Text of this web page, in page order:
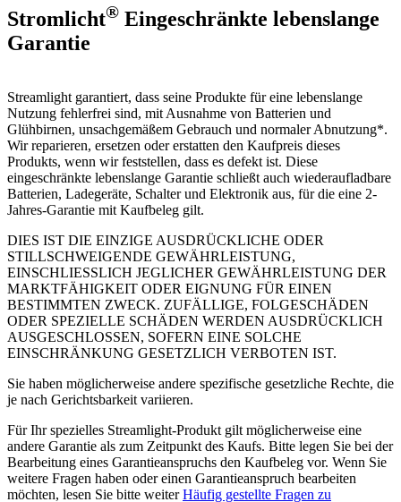
Stromlicht® Eingeschränkte lebenslange
Garantie
Streamlight garantiert, dass seine Produkte für eine lebenslange
Nutzung fehlerfrei sind, mit Ausnahme von Batterien und
Glühbirnen, unsachgemäßem Gebrauch und normaler Abnutzung*.
Wir reparieren, ersetzen oder erstatten den Kaufpreis dieses
Produkts, wenn wir feststellen, dass es defekt ist. Diese
eingeschränkte lebenslange Garantie schließt auch wiederaufladbare
Batterien, Ladegeräte, Schalter und Elektronik aus, für die eine 2-
Jahres-Garantie mit Kaufbeleg gilt.
DIES IST DIE EINZIGE AUSDRÜCKLICHE ODER
STILLSCHWEIGENDE GEWÄHRLEISTUNG,
EINSCHLIESSLICH JEGLICHER GEWÄHRLEISTUNG DER
MARKTFÄHIGKEIT ODER EIGNUNG FÜR EINEN
BESTIMMTEN ZWECK. ZUFÄLLIGE, FOLGESCHÄDEN
ODER SPEZIELLE SCHÄDEN WERDEN AUSDRÜCKLICH
AUSGESCHLOSSEN, SOFERN EINE SOLCHE
EINSCHRÄNKUNG GESETZLICH VERBOTEN IST.
Sie haben möglicherweise andere spezifische gesetzliche Rechte, die
je nach Gerichtsbarkeit variieren.
Für Ihr spezielles Streamlight-Produkt gilt möglicherweise eine
andere Garantie als zum Zeitpunkt des Kaufs. Bitte legen Sie bei der
Bearbeitung eines Garantieanspruchs den Kaufbeleg vor. Wenn Sie
weitere Fragen haben oder einen Garantieanspruch bearbeiten
möchten, lesen Sie bitte weiterHäufig gestellte Fragen zu